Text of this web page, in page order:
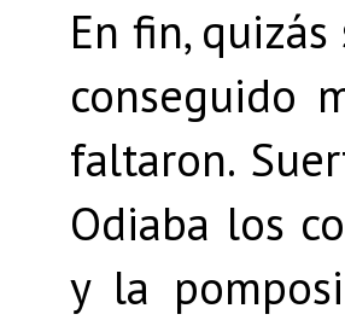
En fin,
conseguido
faltaron.
Odiaba los
y la